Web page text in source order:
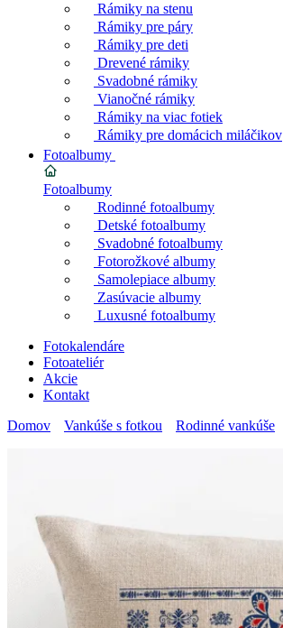
Rámiky na stenu
Rámiky pre páry
Rámiky pre deti
Drevené rámiky
Svadobné rámiky
Vianočné rámiky
Rámiky na viac fotiek
Rámiky pre domácich miláčikov
Fotoalbumy
Fotoalbumy
Rodinné fotoalbumy
Detské fotoalbumy
Svadobné fotoalbumy
Fotorožkové albumy
Samolepiace albumy
Zasúvacie albumy
Luxusné fotoalbumy
Fotokalendáre
Fotoateliér
Akcie
Kontakt
Domov
Vankúše s fotkou Rodinné vankúše